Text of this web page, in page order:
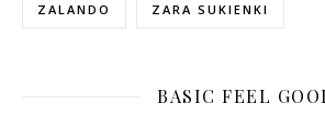
ZALANDO ZARA SUKIENKI
BASIC FEEL